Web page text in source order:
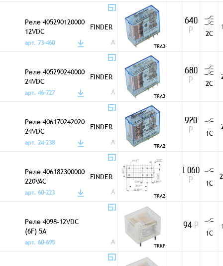
Реле 405290120000
12VDC
FINDER
арт. 73-460
A TRA3
640
Р
2C
Реле 405290240000
24VDC
FINDER
арт. 46-727
A TRA3
680
Р
2C
Реле 406170242020
24VDC
FINDER
арт. 24-238
A TRA2
920
Р
1C
Реле 406182300000
220VAC
FINDER
арт. 60-223
A TRA2
1 060
Р
1C
Реле 4098-12VDC
(6F) 5A
арт. 60-695
A TRKF
94 Р
1C